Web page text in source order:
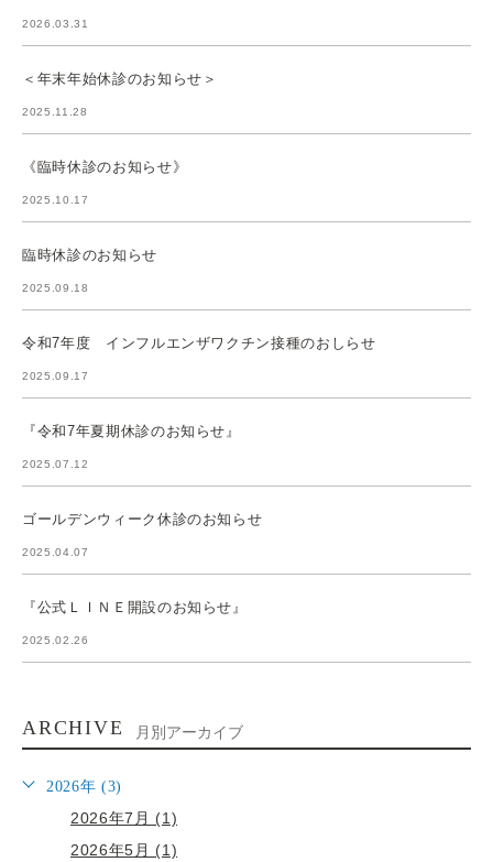
2026.03.31
＜年末年始休診のお知らせ＞
2025.11.28
《臨時休診のお知らせ》
2025.10.17
臨時休診のお知らせ
2025.09.18
令和7年度 インフルエンザワクチン接種のおしらせ
2025.09.17
『令和7年夏期休診のお知らせ』
2025.07.12
ゴールデンウィーク休診のお知らせ
2025.04.07
『公式ＬＩＮＥ開設のお知らせ』
2025.02.26
ARCHIVE 月別アーカイブ
2026年 (3)
2026年7月 (1)
2026年5月 (1)